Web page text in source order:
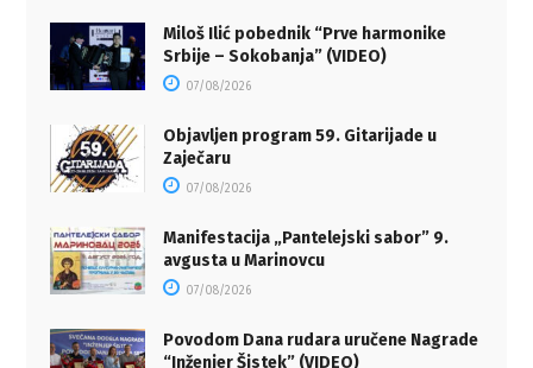
Miloš Ilić pobednik “Prve harmonike
Srbije – Sokobanja” (VIDEO)
07/08/2026
Objavljen program 59. Gitarijade u
Zaječaru
07/08/2026
Manifestacija „Pantelejski sabor” 9.
avgusta u Marinovcu
07/08/2026
Povodom Dana rudara uručene Nagrade
“Inženjer Šistek” (VIDEO)